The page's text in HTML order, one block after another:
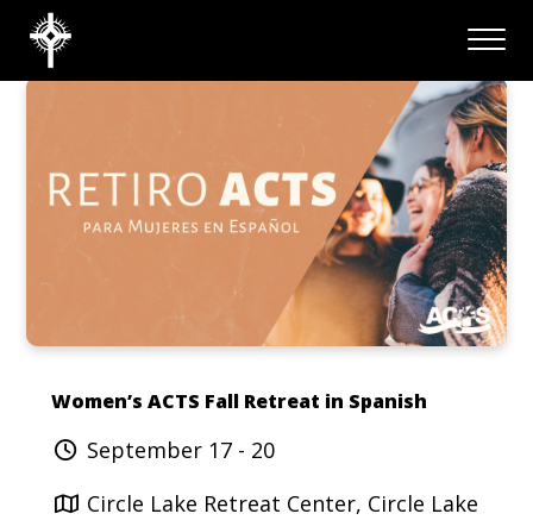
Women’s ACTS Fall Retreat in Spanish
September 17 - 20
Circle Lake Retreat Center, Circle Lake